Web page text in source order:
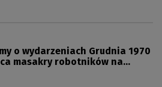
o wydarzeniach Grudnia 1970
masakry robotników na